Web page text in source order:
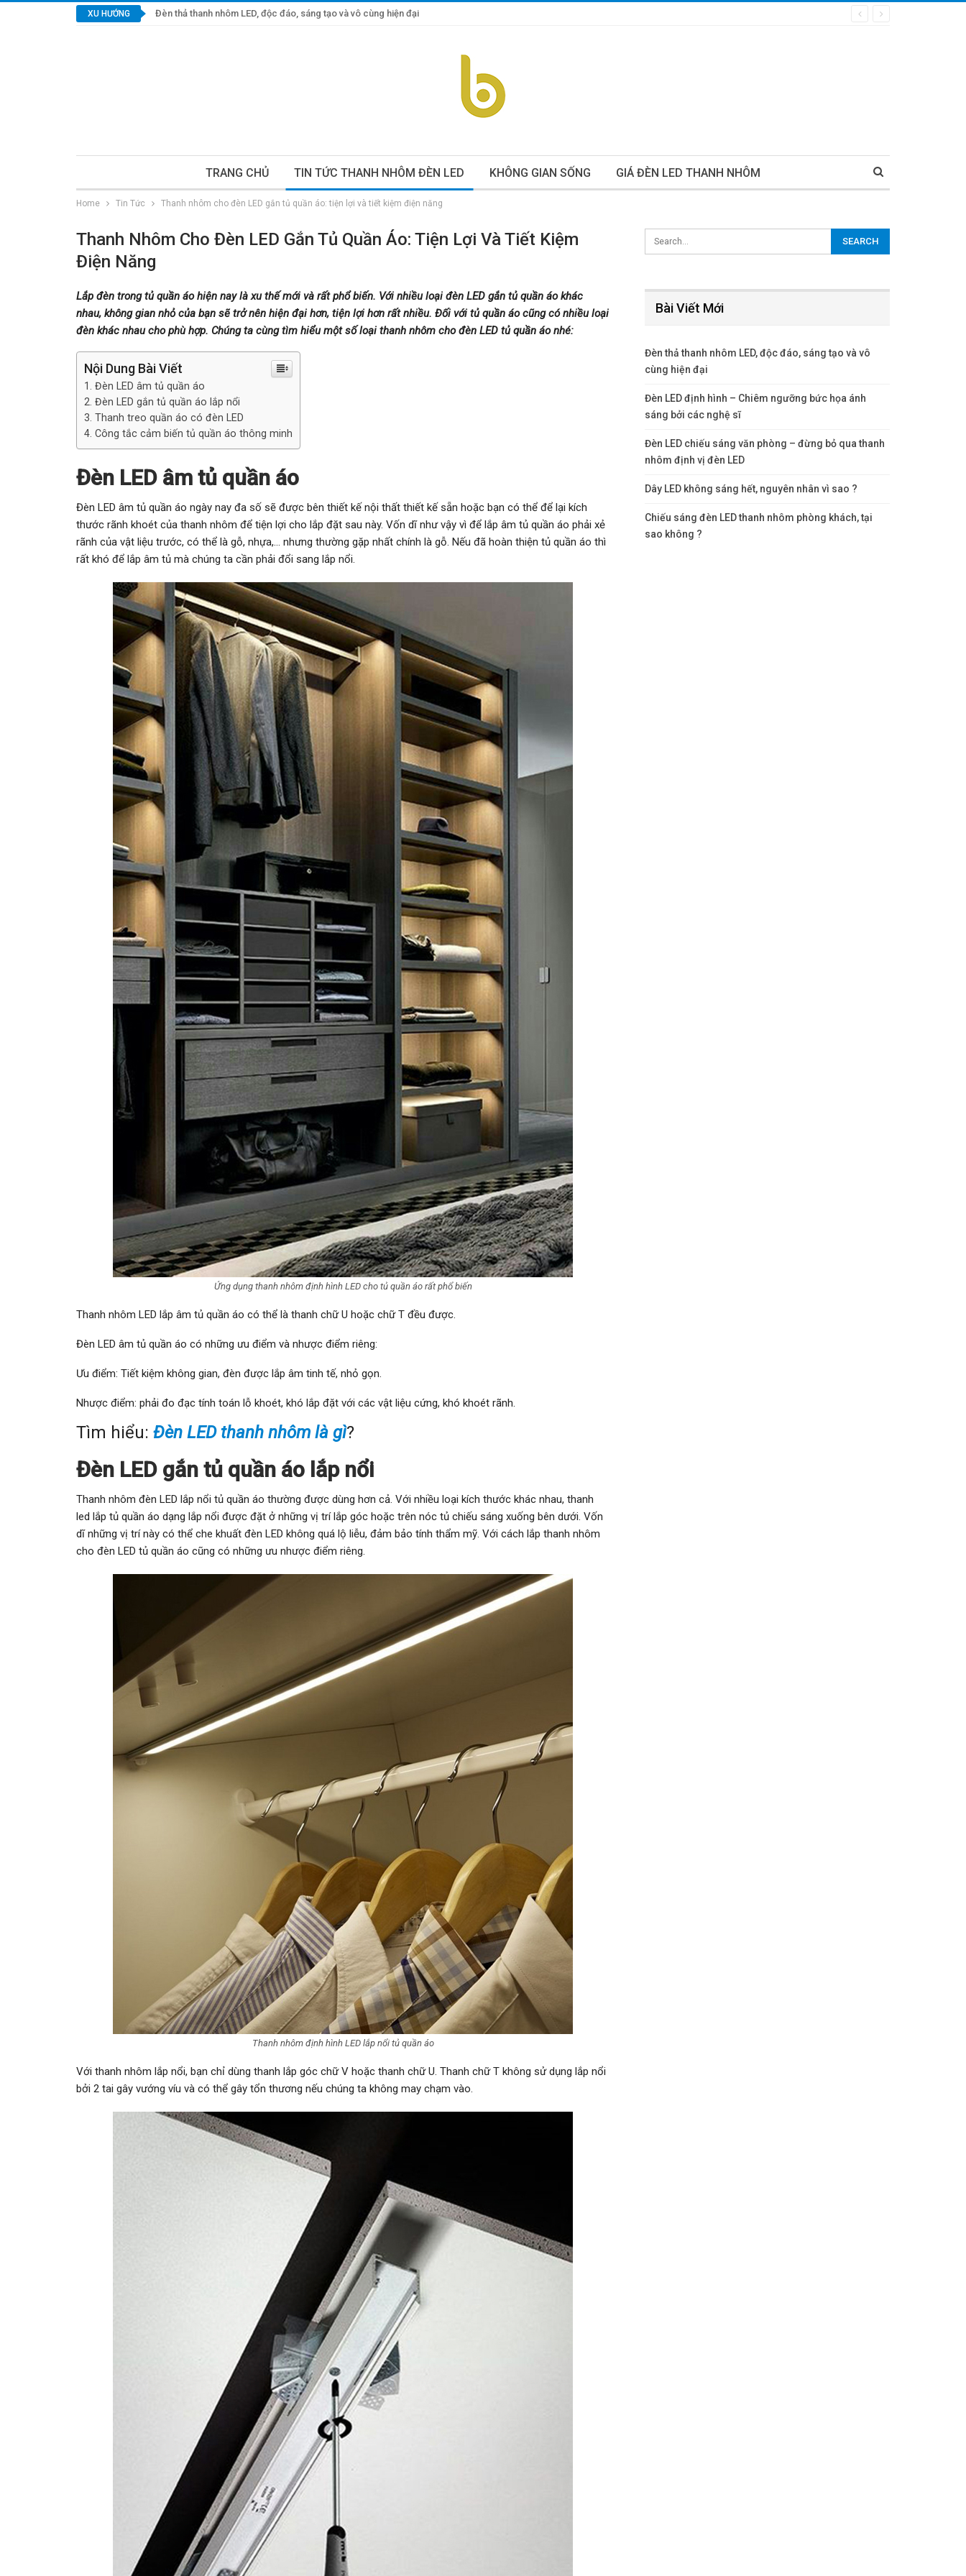
XU HƯỚNG Đèn thả thanh nhôm LED, độc đáo, sáng tạo và vô cùng hiện đại
TRANG CHỦ TIN TỨC THANH NHÔM ĐÈN LED KHÔNG GIAN SỐNG GIÁ ĐÈN LED THANH NHÔM
Home Tin Tức Thanh nhôm cho đèn LED gắn tủ quần áo: tiện lợi và tiết kiệm điện năng
Thanh Nhôm Cho Đèn LED Gắn Tủ Quần Áo: Tiện Lợi Và Tiết Kiệm
Điện Năng
Lắp đèn trong tủ quần áo hiện nay là xu thế mới và rất phổ biến. Với nhiều loại đèn LED gắn tủ quần áo khác
nhau, không gian nhỏ của bạn sẽ trở nên hiện đại hơn, tiện lợi hơn rất nhiều. Đối với tủ quần áo cũng có nhiều loại
đèn khác nhau cho phù hợp. Chúng ta cùng tìm hiểu một số loại thanh nhôm cho đèn LED tủ quần áo nhé:
Nội Dung Bài Viết
Đèn LED âm tủ quần áo
Đèn LED gắn tủ quần áo lắp nổi
Thanh treo quần áo có đèn LED
Công tắc cảm biến tủ quần áo thông minh
Đèn LED âm tủ quần áo
Đèn LED âm tủ quần áo ngày nay đa số sẽ được bên thiết kế nội thất thiết kế sẵn hoặc bạn có thể để lại kích
thước rãnh khoét của thanh nhôm để tiện lợi cho lắp đặt sau này. Vốn dĩ như vậy vì để lắp âm tủ quần áo phải xẻ
rãnh của vật liệu trước, có thể là gỗ, nhựa,… nhưng thường gặp nhất chính là gỗ. Nếu đã hoàn thiện tủ quần áo thì
rất khó để lắp âm tủ mà chúng ta cần phải đổi sang lắp nổi.
Ứng dụng thanh nhôm định hình LED cho tủ quần áo rất phổ biến
Thanh nhôm LED lắp âm tủ quần áo có thể là thanh chữ U hoặc chữ T đều được.
Đèn LED âm tủ quần áo có những ưu điểm và nhược điểm riêng:
Ưu điểm: Tiết kiệm không gian, đèn được lắp âm tinh tế, nhỏ gọn.
Nhược điểm: phải đo đạc tính toán lỗ khoét, khó lắp đặt với các vật liệu cứng, khó khoét rãnh.
Tìm hiểu: Đèn LED thanh nhôm là gì?
Đèn LED gắn tủ quần áo lắp nổi
Thanh nhôm đèn LED lắp nổi tủ quần áo thường được dùng hơn cả. Với nhiều loại kích thước khác nhau, thanh
led lắp tủ quần áo dạng lắp nổi được đặt ở những vị trí lắp góc hoặc trên nóc tủ chiếu sáng xuống bên dưới. Vốn
dĩ những vị trí này có thể che khuất đèn LED không quá lộ liễu, đảm bảo tính thẩm mỹ. Với cách lắp thanh nhôm
cho đèn LED tủ quần áo cũng có những ưu nhược điểm riêng.
Thanh nhôm định hình LED lắp nổi tủ quần áo
Với thanh nhôm lắp nổi, bạn chỉ dùng thanh lắp góc chữ V hoặc thanh chữ U. Thanh chữ T không sử dụng lắp nổi
bởi 2 tai gây vướng víu và có thể gây tổn thương nếu chúng ta không may chạm vào.
Bài Viết Mới
Đèn thả thanh nhôm LED, độc đáo, sáng tạo và vô
cùng hiện đại
Đèn LED định hình – Chiêm ngưỡng bức họa ánh
sáng bởi các nghệ sĩ
Đèn LED chiếu sáng văn phòng – đừng bỏ qua thanh
nhôm định vị đèn LED
Dây LED không sáng hết, nguyên nhân vì sao ?
Chiếu sáng đèn LED thanh nhôm phòng khách, tại
sao không ?